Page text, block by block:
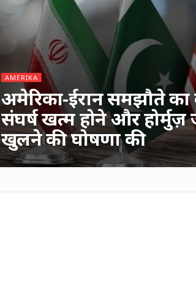
AMERIKA
अमेरिका-ईरान समझौते का
संघर्ष खत्म होने और
खुलने की घोषणा की